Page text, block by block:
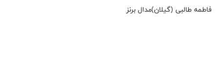
فاطمه طالبی (گیلان)مدال برنز